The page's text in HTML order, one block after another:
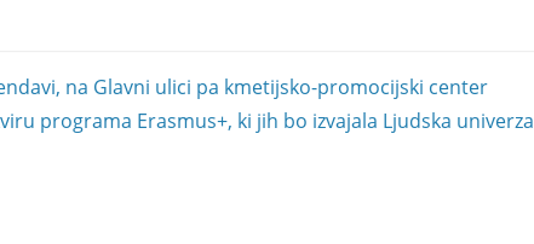
na Glavni ulici pa kmetijsko-promocijski center
programa Erasmus+, ki jih bo izvajala Ljudska univerza